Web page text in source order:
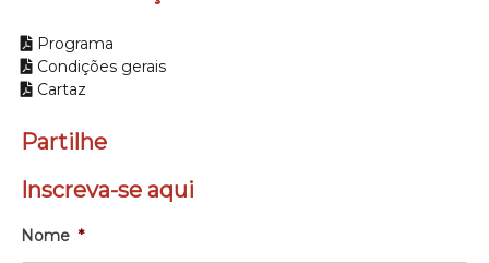
Programa
Condições gerais
Cartaz
Partilhe
Inscreva-se aqui
Nome *